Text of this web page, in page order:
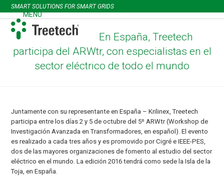
Skip
to
content
SMART SOLUTIONS FOR SMART GRIDS
MENU
Open
mobile
menu
Close
mobile
menu
En España, Treetech
participa del ARWtr, con especialistas en el
sector eléctrico de todo el mundo
Juntamente con su representante en España – Krilinex, Treetech
participa entre los días 2 y 5 de octubre del 5º ARWtr (Workshop de
Investigación Avanzada en Transformadores, en español). El evento
es realizado a cada tres años y es promovido por Cigré e IEEE-PES,
dos de las mayores organizaciones de fomento al estudio del sector
eléctrico en el mundo. La edición 2016 tendrá como sede la Isla de la
Toja, en España.